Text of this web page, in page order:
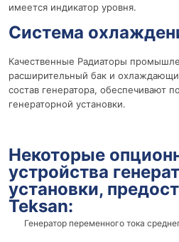
имеется индикатор уровня.
Система
Качественные Радиаторы
расширительный бак и
состав генератора, обеспечивают
генераторной установки.
Некоторые
устройства
установки,
Teksan:
Генератор переменного тока